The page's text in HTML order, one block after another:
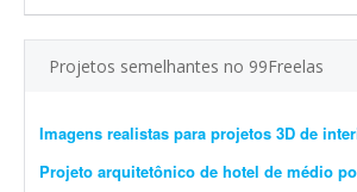
Projetos semelhantes no 99Freelas
Projeto arquitetônico de hotel de médio